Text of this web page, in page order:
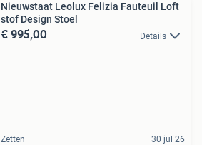
Nieuwstaat Leolux Felizia Fauteuil Loft
stof Design Stoel
€ 995,00 Details
Zetten 30 jul 26